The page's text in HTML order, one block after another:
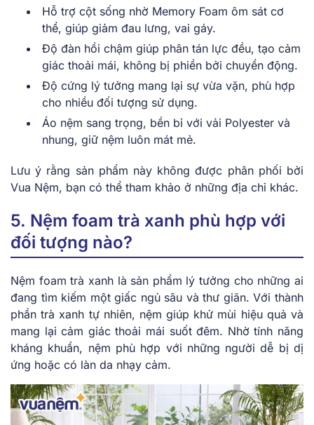
Hỗ trợ cột sống nhờ Memory Foam ôm sát cơ
thể, giúp giảm đau lưng, vai gáy.
Độ đàn hồi chậm giúp phân tán lực đều, tạo cảm
giác thoải mái, không bị phiền bởi chuyển động.
Độ cứng lý tưởng mang lại sự vừa vặn, phù hợp
cho nhiều đối tượng sử dụng.
Áo nệm sang trọng, bền bỉ với vải Polyester và
nhung, giữ nệm luôn mát mẻ.
Lưu ý rằng sản phẩm này không được phân phối bởi
Vua Nệm, bạn có thể tham khảo ở những địa chỉ khác.
5. Nệm foam trà xanh phù hợp với
đối tượng nào?
Nệm foam trà xanh là sản phẩm lý tưởng cho những ai
đang tìm kiếm một giấc ngủ sâu và thư giãn. Với thành
phần trà xanh tự nhiên, nệm giúp khử mùi hiệu quả và
mang lại cảm giác thoải mái suốt đêm. Nhờ tính năng
kháng khuẩn, nệm phù hợp với những người dễ bị dị
ứng hoặc có làn da nhạy cảm.